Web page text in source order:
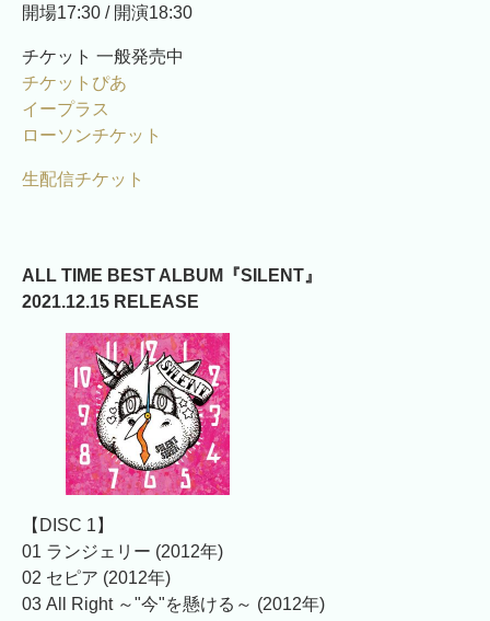
開場17:30 / 開演18:30
チケット 一般発売中
チケットぴあ
イープラス
ローソンチケット
生配信チケット
ALL TIME BEST ALBUM『SILENT』
2021.12.15 RELEASE
【DISC 1】
01 ランジェリー (2012年)
02 セピア (2012年)
03 All Right ～"今"を懸ける～ (2012年)